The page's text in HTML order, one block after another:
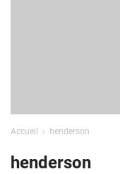
Accueil henderson
henderson